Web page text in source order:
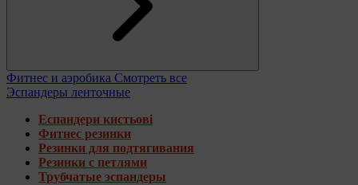
Фитнес и аэробика Смотреть все
Эспандеры ленточные
Еспандери кистьові
Фитнес резинки
Резинки для подтягивания
Резинки с петлями
Трубчатые эспандеры